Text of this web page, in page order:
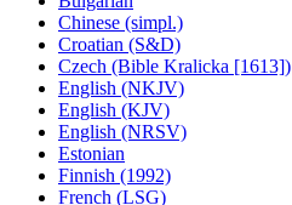
Chinese (simpl.)
Croatian (S&D)
Czech (Bible Kralicka [1613])
English (NKJV)
English (KJV)
English (NRSV)
Estonian
Finnish (1992)
French (LSG)